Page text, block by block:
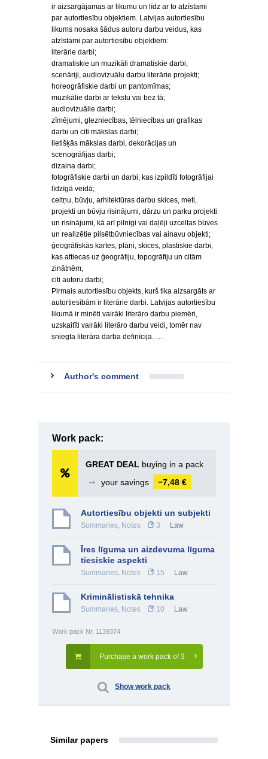
ir aizsargājamas ar likumu un līdz ar to atzīstami
par autortiesību objektiem. Latvijas autortiesību
likums nosaka šādus autoru darbu veidus, kas
atzīstami par autortiesību objektiem:
literārie darbi;
dramatiskie un muzikāli dramatiskie darbi,
scenāriji, audiovizuālu darbu literārie projekti;
horeogrāfiskie darbi un pantomīmas;
muzikālie darbi ar tekstu vai bez tā;
audiovizuālie darbi;
zīmējumi, glezniecības, tēlniecības un grafikas
darbi un citi mākslas darbi;
lietišķās mākslas darbi, dekorācijas un
scenogrāfijas darbi;
dizaina darbi;
fotogrāfiskie darbi un darbi, kas izpildīti fotogrāfijai
līdzīgā veidā;
celtņu, būvju, arhitektūras darbu skices, meti,
projekti un būvju risinājumi, dārzu un parku projekti
un risinājumi, kā arī pilnīgi vai daļēji uzceltas būves
un realizētie pilsētbūvniecības vai ainavu objekti;
ģeogrāfiskās kartes, plāni, skices, plastiskie darbi,
kas attiecas uz ģeogrāfiju, topogrāfiju un citām
zinātnēm;
citi autoru darbi;
Pirmais autortiesību objekts, kurš tika aizsargāts ar
autortiesībām ir literārie darbi. Latvijas autortiesību
likumā ir minēti vairāki literāro darbu piemēri,
uzskaitīti vairāki literāro darbu veidi, tomēr nav
sniegta literāra darba definīcija. …
Author's comment
Work pack:
GREAT DEAL buying in a pack
➞
your savings −7,48 €
Autortiesību objekti un subjekti
Summaries, Notes 3 Law
Īres līguma un aizdevuma līguma
tiesiskie aspekti
Summaries, Notes 15 Law
Kriminālistiskā tehnika
Summaries, Notes 10 Law
Work pack Nr. 1139374
Purchase a work pack of 3
Show work pack
Similar papers